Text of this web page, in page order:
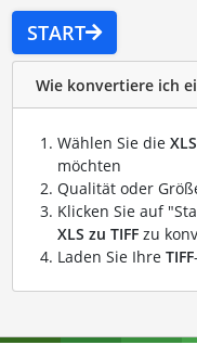
START
Wie konvertiere ich
Wählen Sie die XLS
möchten
Qualität oder
Klicken Sie auf
XLS zu TIFFzu
Laden Sie Ihre TIFF